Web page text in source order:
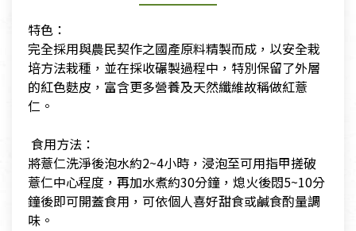
特色：
​完全採用與農民契作之國產原料精製而成，以安全栽
培方法栽種，並在採收碾製過程中，特別保留了外層
的紅色麩皮，富含更多營養及天然纖維故稱做紅薏
仁。
​ 食用方法：
​將薏仁洗淨後泡水約2~4小時，浸泡至可用指甲搓破
薏仁中心程度，再加水煮約30分鐘，熄火後悶5~10分
鐘後即可開蓋食用，可依個人喜好甜食或鹹食酌量調
味。